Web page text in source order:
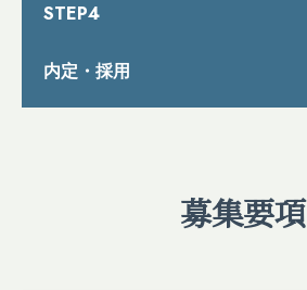
STEP4
内定・採用
募集要項